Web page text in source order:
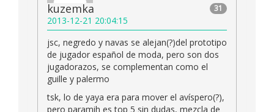
31
kuzemka
2013-12-21 20:04:15
jsc, negredo y navas se alejan(?)del prototipo
de jugador español de moda, pero son dos
jugadorazos, se complementan como el
guille y palermo
tsk, lo de yaya era para mover el avíspero(?),
pero paramih es top 5 sin dudas, mezcla de